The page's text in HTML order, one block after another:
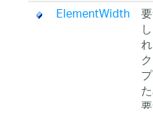
ElementWidth